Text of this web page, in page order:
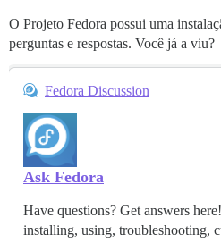
O Projeto Fedora possui uma
perguntas e respostas. Você já a viu?
Fedora Discussion
Ask Fedora
Have questions? Get answers
installing, using, troubleshooting,